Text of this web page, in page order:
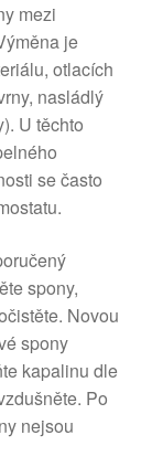
mezi
je
otlacích
nasládlý
U těchto
se často
spony,
Novou
spony
kapalinu dle
Po
nejsou